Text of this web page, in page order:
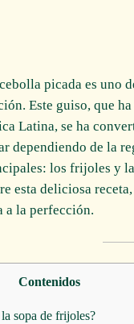
picada es uno
Este guiso, que
Latina, se ha
dependiendo de la
los frijoles y
esta deliciosa
a la perfección.
Contenidos
sopa de frijoles?